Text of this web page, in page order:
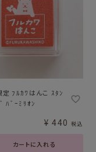
ﾌﾙｶﾜはんこ ｽﾀﾝ
ﾊﾞｰﾐﾘｵﾝ
カートに入れる
¥ 440 税込